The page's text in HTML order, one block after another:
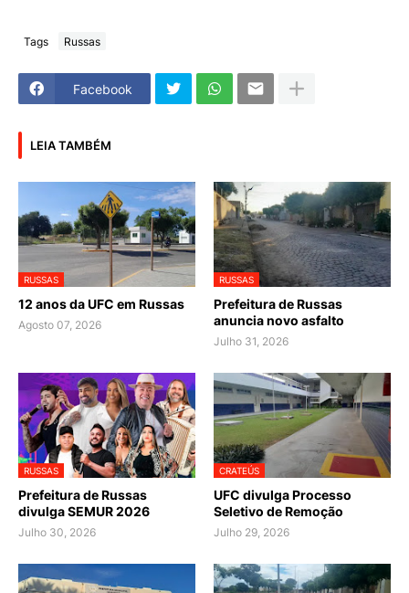
Tags Russas
Facebook
LEIA TAMBÉM
RUSSAS
12 anos da UFC em Russas
Agosto 07, 2026
RUSSAS
Prefeitura de Russas
anuncia novo asfalto
Julho 31, 2026
RUSSAS
Prefeitura de Russas
divulga SEMUR 2026
Julho 30, 2026
CRATEÚS
UFC divulga Processo
Seletivo de Remoção
Julho 29, 2026